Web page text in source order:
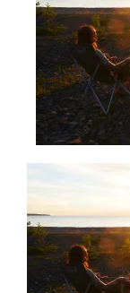
IMPRESSUM
UNTERWEGS
FAHRZEUG
ÜBER UNS